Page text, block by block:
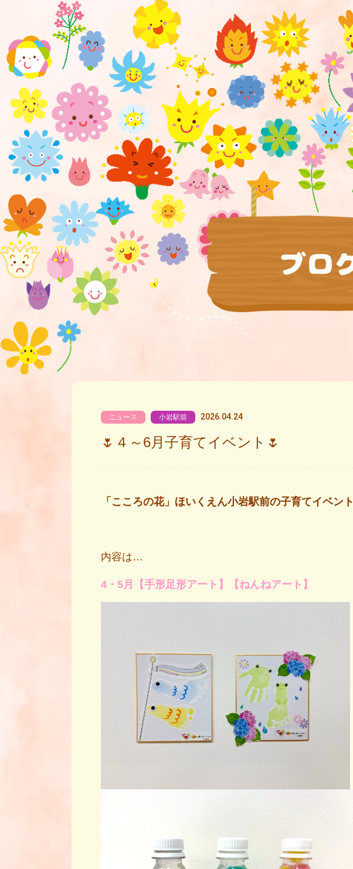
ニュース 小岩駅前 2026.04.24
🌷４～6月子育てイベント🌷
「こころの花」ほいくえん小岩駅前の子育てイベント
内容は…
4・5月 【手形足形アート】【ねんねアート】